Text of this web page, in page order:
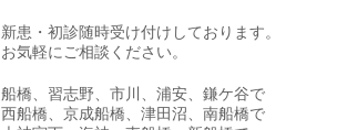
新患・初診随時受け付けしております。
お気軽にご相談ください。
船橋、習志野、市川、浦安、鎌ケ谷で
西船橋、京成船橋、津田沼、南船橋で